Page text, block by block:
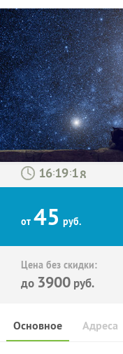
: :
от 45 руб.
Цена без скидки:
до 3900 руб.
Основное Адреса